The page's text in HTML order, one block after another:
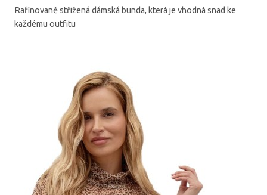
Rafinovaně střižená dámská bunda, která je vhodná snad ke
každému outfitu